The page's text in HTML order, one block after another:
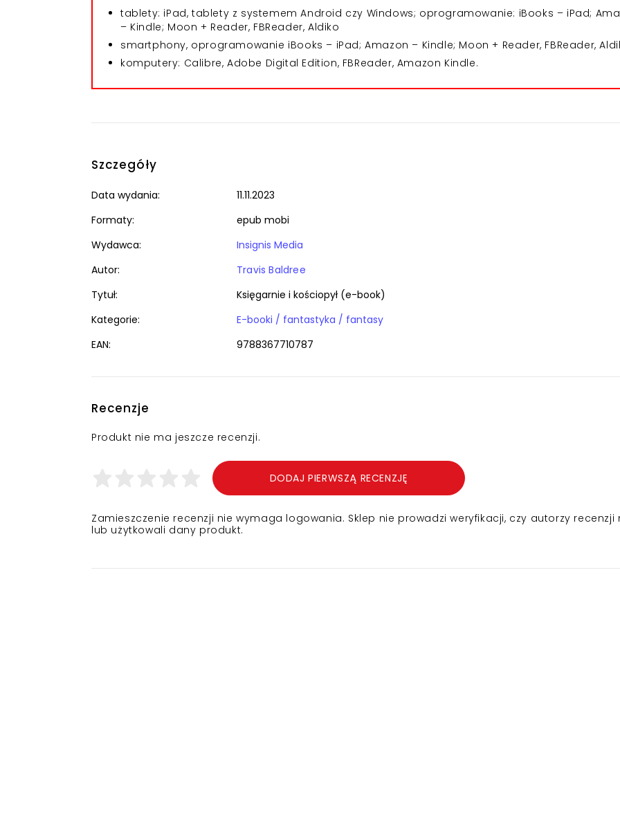
tablety: iPad, tablety z systemem Android czy Windows; oprogramowanie: iBooks – iPad;
– Kindle; Moon + Reader, FBReader, Aldiko
smartphony, oprogramowanie iBooks – iPad; Amazon – Kindle; Moon + Reader, FBReader,
komputery: Calibre, Adobe Digital Edition, FBReader, Amazon Kindle.
Szczegóły
Data wydania:
11.11.2023
Formaty:
epub mobi
Wydawca:
Insignis Media
Autor:
Travis Baldree
Tytuł:
Księgarnie i kościopył (e-book)
Kategorie:
E-booki / fantastyka / fantasy
EAN:
9788367710787
Recenzje
Produkt nie ma jeszcze recenzji.
DODAJ PIERWSZĄ RECENZJĘ
Zamieszczenie recenzji nie wymaga logowania. Sklep nie prowadzi weryfikacji, czy autorzy recenzji
lub użytkowali dany produkt.